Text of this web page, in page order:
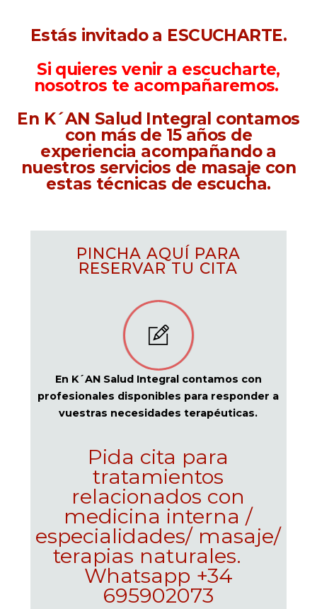
Estás invitado a ESCUCHARTE.
Si quieres venir a escucharte,
nosotros te acompañaremos.
En K´AN Salud Integral contamos
con más de 15 años de
experiencia acompañando a
nuestros servicios de masaje con
estas técnicas de escucha.
PINCHA AQUÍ PARA
RESERVAR TU CITA
En K´AN Salud Integral contamos con
profesionales disponibles para responder a
vuestras necesidades terapéuticas.
Pida cita para
tratamientos
relacionados con
medicina interna /
especialidades/ masaje/
terapias naturales.
Whatsapp +34
695902073